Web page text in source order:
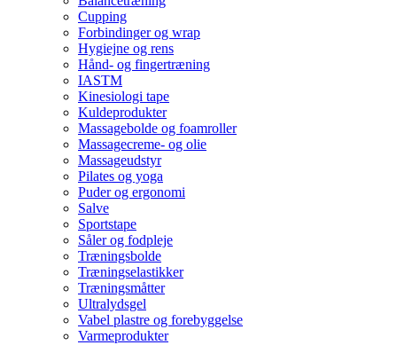
Cupping
Forbindinger og wrap
Hygiejne og rens
Hånd- og fingertræning
IASTM
Kinesiologi tape
Kuldeprodukter
Massagebolde og foamroller
Massagecreme- og olie
Massageudstyr
Pilates og yoga
Puder og ergonomi
Salve
Sportstape
Såler og fodpleje
Træningsbolde
Træningselastikker
Træningsmåtter
Ultralydsgel
Vabel plastre og forebyggelse
Varmeprodukter